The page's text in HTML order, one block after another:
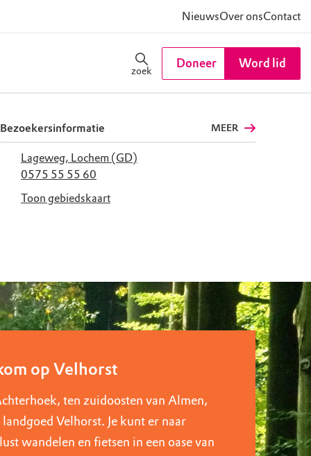
NieuwsOver onsContact
zoek
Doneer Word lid
Bezoekersinformatie MEER
Lageweg, Lochem (GD)
0575 55 55 60
Toon gebiedskaart
op Velhorst
ten zuidoosten van Almen,
Velhorst. Je kunt er naar
wandelen en fietsen in een oase van